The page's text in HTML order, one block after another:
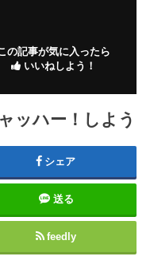
の記事が気に入ったら
いいねしよう！
ッハー！しよう
シェア
送る
feedly